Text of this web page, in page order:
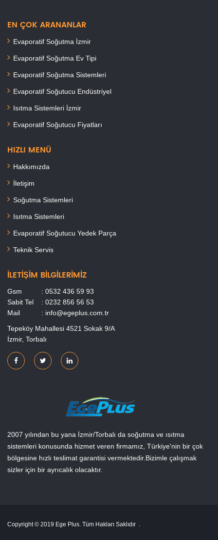
EN ÇOK ARANANLAR
Evaporatif Soğutma İzmir
Evaporatif Soğutma Ev Tipi
Evaporatif Soğutma Sistemleri
Evaporatif Soğutucu Endüstriyel
Isıtma Sistemleri İzmir
Evaporatif Soğutucu Fiyatları
HIZLI MENÜ
Hakkımızda
İletişim
Soğutma Sistemleri
Isıtma Sistemleri
Evaporatif Soğutucu Yedek Parça
Teknik Servis
İLETIŞIM BILGILERIMIZ
Gsm
: 0532 436 59 93
Sabit Tel
: 0232 856 56 53
Mail
: info@egeplus.com.tr
Tepeköy Mahallesi 4521 Sokak 9/A
İzmir, Torbalı
2007 yılından bu yana İzmir/Torbalı da soğutma ve ısıtma
sistemleri konusunda hizmet veren firmamız, Türkiye'nin bir çok
bölgesine hızlı teslimat garantisi vermektedir.Bizimle çalışmak
sizler için bir ayrıcalık olacaktır.
Copyright © 2019 Ege Plus. Tüm Hakları Saklıdır